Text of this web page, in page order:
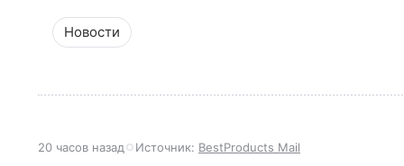
Новости
20 часов назад Источник: BestProducts Mail